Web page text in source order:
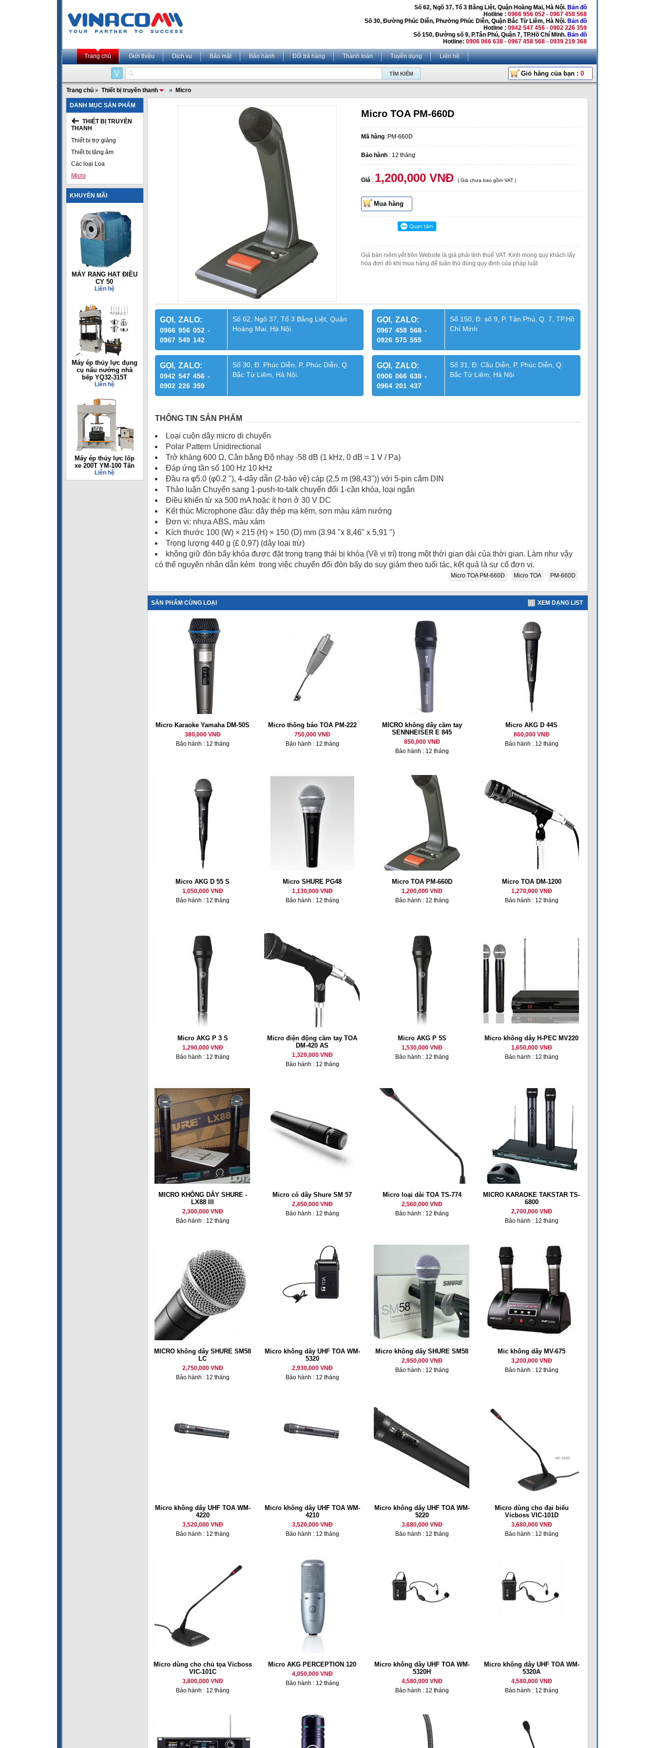
Số 62, Ngõ 37, Tổ 3 Bằng Liệt, Quận Hoàng Mai, Hà Nội. Bản đồ
Hotline : 0966 956 052 - 0967 458 568
Số 30, Đường Phúc Diễn, Phường Phúc Diễn, Quận Bắc Từ Liêm, Hà Nội. Bản đồ
Hotline : 0942 547 456 - 0902 226 359
Số 150, Đường số 9, P.Tân Phú, Quận 7, TP.Hồ Chí Minh. Bản đồ
Hotline: 0906 066 638 - 0967 458 568 - 0939 219 368
Trang chủ Giới thiệu Dịch vụ Bảo mật Bảo hành Đổi trả hàng Thanh toán Tuyển dụng Liên hệ
Giỏ hàng của bạn : 0
Trang chủ » Thiết bị truyền thanh » Micro
DANH MỤC SẢN PHẨM
THIẾT BỊ TRUYỀN
THANH
Thiết bị trợ giảng
Thiết bị tăng âm
Các loại Loa
Micro
KHUYẾN MÃI
MÁY RANG HẠT ĐIỀU
CY 50
Liên hệ
Máy ép thủy lực dụng
cụ nấu nướng nhà
bếp YQ32-315T
Liên hệ
Máy ép thủy lực lốp
xe 200T YM-100 Tấn
Liên hệ
Micro TOA PM-660D
Mã hàng :PM-660D
Bảo hành : 12 tháng
Giá : 1,200,000 VNĐ ( Giá chưa bao gồm VAT )
Mua hàng
Giá bán niêm yết trên Website là giá phải tính thuế VAT. Kính mong quý khách lấy
hóa đơn đỏ khi mua hàng để tuân thủ đúng quy định của pháp luật
GỌI, ZALO:
0966 956 052 -
0967 549 142
Số 62, Ngõ 37, Tổ 3 Bằng Liệt, Quận
Hoàng Mai, Hà Nội.
GỌI, ZALO:
0967 458 568 -
0926 575 555
Số 150, Đ. số 9, P. Tân Phú, Q. 7, TP.Hồ
Chí Minh
GỌI, ZALO:
0942 547 456 -
0902 226 359
Số 30, Đ. Phúc Diễn, P. Phúc Diễn, Q.
Bắc Từ Liêm, Hà Nội.
GỌI, ZALO:
0906 066 638 -
0964 201 437
Số 31, Đ. Cầu Diễn, P. Phúc Diễn, Q.
Bắc Từ Liêm, Hà Nội
THÔNG TIN SẢN PHẨM
Loại cuộn dây micro di chuyển
Polar Pattern Unidirectional
Trở kháng 600 Ω, Cân bằng Độ nhạy -58 dB (1 kHz, 0 dB = 1 V / Pa)
Đáp ứng tần số 100 Hz 10 kHz
Đầu ra φ5.0 (φ0.2 "), 4-dây dẫn (2-bảo vệ) cáp (2,5 m (98,43")) với 5-pin cắm DIN
Thảo luận Chuyển sang 1-push-to-talk chuyển đổi 1-cần khóa, loại ngắn
Điều khiển từ xa 500 mA hoặc ít hơn ở 30 V DC
Kết thúc Microphone đầu: dây thép mạ kẽm, sơn màu xám nướng
Đơn vị: nhựa ABS, màu xám
Kích thước 100 (W) × 215 (H) × 150 (D) mm (3.94 "x 8,46" x 5,91 ")
Trọng lượng 440 g (£ 0,97) (dây loại trừ)
không giữ đòn bẩy khóa được đặt trong trạng thái bị khóa (Về vị trí) trong một thời gian dài của thời gian. Làm như vậy
có thể nguyên nhân dẫn kém trong việc chuyển đổi đòn bẩy do suy giảm theo tuổi tác, kết quả là sự cố đơn vị.
Micro TOA PM-660D Micro TOA PM-660D
SẢN PHẨM CÙNG LOẠI XEM DẠNG LIST
Micro Karaoke Yamaha DM-50S
380,000 VNĐ
Bảo hành : 12 tháng
Micro thông báo TOA PM-222
750,000 VNĐ
Bảo hành : 12 tháng
MICRO không dây cầm tay
SENNHEISER E 845
850,000 VNĐ
Bảo hành : 12 tháng
Micro AKG D 44S
860,000 VNĐ
Bảo hành : 12 tháng
Micro AKG D 55 S
1,050,000 VNĐ
Bảo hành : 12 tháng
Micro SHURE PG48
1,130,000 VNĐ
Bảo hành : 12 tháng
Micro TOA PM-660D
1,200,000 VNĐ
Bảo hành : 12 tháng
Micro TOA DM-1200
1,270,000 VNĐ
Bảo hành : 12 tháng
Micro AKG P 3 S
1,290,000 VNĐ
Bảo hành : 12 tháng
Micro điện động cầm tay TOA
DM-420 AS
1,320,000 VNĐ
Bảo hành : 12 tháng
Micro AKG P 5S
1,530,000 VNĐ
Bảo hành : 12 tháng
Micro không dây H-PEC MV220
1,650,000 VNĐ
Bảo hành : 12 tháng
MICRO KHÔNG DÂY SHURE -
LX88 III
2,300,000 VNĐ
Bảo hành : 12 tháng
Micro có dây Shure SM 57
2,450,000 VNĐ
Bảo hành : 12 tháng
Micro loại dài TOA TS-774
2,560,000 VNĐ
Bảo hành : 12 tháng
MICRO KARAOKE TAKSTAR TS-
6800
2,700,000 VNĐ
Bảo hành : 12 tháng
MICRO không dây SHURE SM58
LC
2,750,000 VNĐ
Bảo hành : 12 tháng
Micro không dây UHF TOA WM-
5320
2,930,000 VNĐ
Bảo hành : 12 tháng
Micro không dây SHURE SM58
2,950,000 VNĐ
Bảo hành : 12 tháng
Mic không dây MV-675
3,200,000 VNĐ
Bảo hành : 12 tháng
Micro không dây UHF TOA WM-
4220
3,520,000 VNĐ
Bảo hành : 12 tháng
Micro không dây UHF TOA WM-
4210
3,520,000 VNĐ
Bảo hành : 12 tháng
Micro không dây UHF TOA WM-
5220
3,680,000 VNĐ
Bảo hành : 12 tháng
Micro dùng cho đại biểu
Vicboss VIC-101D
3,680,000 VNĐ
Bảo hành : 12 tháng
Micro dùng cho chủ tọa Vicboss
VIC-101C
3,800,000 VNĐ
Bảo hành : 12 tháng
Micro AKG PERCEPTION 120
4,050,000 VNĐ
Bảo hành : 12 tháng
Micro không dây UHF TOA WM-
5320H
4,580,000 VNĐ
Bảo hành : 12 tháng
Micro không dây UHF TOA WM-
5320A
4,580,000 VNĐ
Bảo hành : 12 tháng